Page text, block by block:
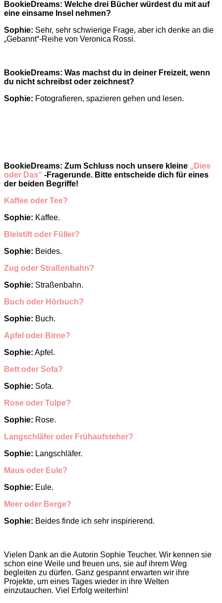
BookieDreams: Welche drei Bücher würdest du mit auf
eine einsame Insel nehmen?
Sophie: Sehr, sehr schwierige Frage, aber ich denke an die
„Gebannt“-Reihe von Veronica Rossi.
BookieDreams: Was machst du in deiner Freizeit, wenn
du nicht schreibst oder zeichnest?
Sophie: Fotografieren, spazieren gehen und lesen.
BookieDreams: Zum Schluss noch unsere kleine „ Dies
oder Das“ -Fragerunde. Bitte entscheide dich für eines
der beiden Begriffe!
Kaffee oder Tee?
Sophie: Kaffee.
Bleistift oder Füller?
Sophie: Beides.
Zug oder Straßenbahn?
Sophie: Straßenbahn.
Buch oder Hörbuch?
Sophie: Buch.
Apfel oder Birne?
Sophie: Apfel.
Bett oder Sofa?
Sophie: Sofa.
Rose oder Tulpe?
Sophie: Rose.
Langschläfer oder Frühaufsteher?
Sophie: Langschläfer.
Maus oder Eule?
Sophie: Eule.
Meer oder Berge?
Sophie: Beides finde ich sehr inspirierend.
Vielen Dank an die Autorin Sophie Teucher. Wir kennen sie
schon eine Weile und freuen uns, sie auf ihrem Weg
begleiten zu dürfen. Ganz gespannt erwarten wir ihre
Projekte, um eines Tages wieder in ihre Welten
einzutauchen. Viel Erfolg weiterhin!